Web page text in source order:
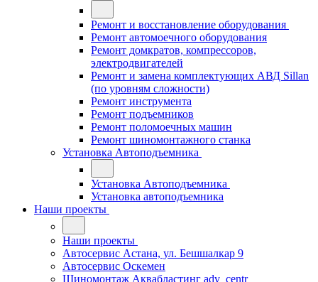
Ремонт и восстановление оборудования
Ремонт автомоечного оборудования
Ремонт домкратов, компрессоров,
электродвигателей
Ремонт и замена комплектующих АВД Sillan
(по уровням сложности)
Ремонт инструмента
Ремонт подъемников
Ремонт поломоечных машин
Ремонт шиномонтажного станка
Установка Автоподъемника
Установка Автоподъемника
Установка автоподъемника
Наши проекты
Наши проекты
Автосервис Астана, ул. Бешшалкар 9
Автосервис Оскемен
Шиномонтаж Аквабластинг adv_centr